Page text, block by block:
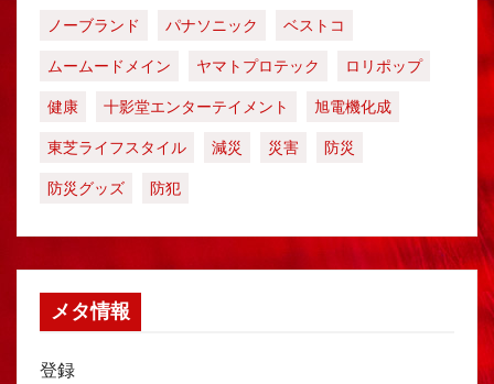
ノーブランド
パナソニック
ベストコ
ムームードメイン
ヤマトプロテック
ロリポップ
健康
十影堂エンターテイメント
旭電機化成
東芝ライフスタイル
減災 災害
防災
防災グッズ
防犯
メタ情報
登録